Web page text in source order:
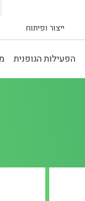
ייצור ופיתוח
הפעילות הגופנית